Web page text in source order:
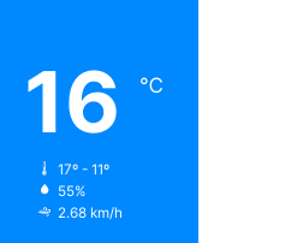
16 ℃
17º - 11º
55%
2.68 km/h